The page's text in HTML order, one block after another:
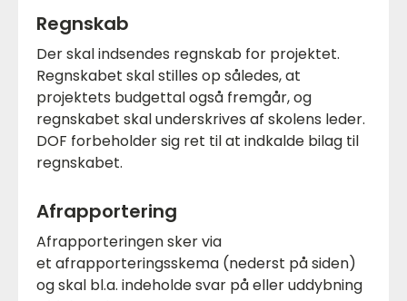
Regnskab
Der skal indsendes regnskab for projektet.
Regnskabet skal stilles op således, at
projektets budgettal også fremgår, og
regnskabet skal underskrives af skolens leder.
DOF forbeholder sig ret til at indkalde bilag til
regnskabet.
Afrapportering
Afrapporteringen sker via
et afrapporteringsskema (nederst på siden)
og skal bl.a. indeholde svar på eller uddybning